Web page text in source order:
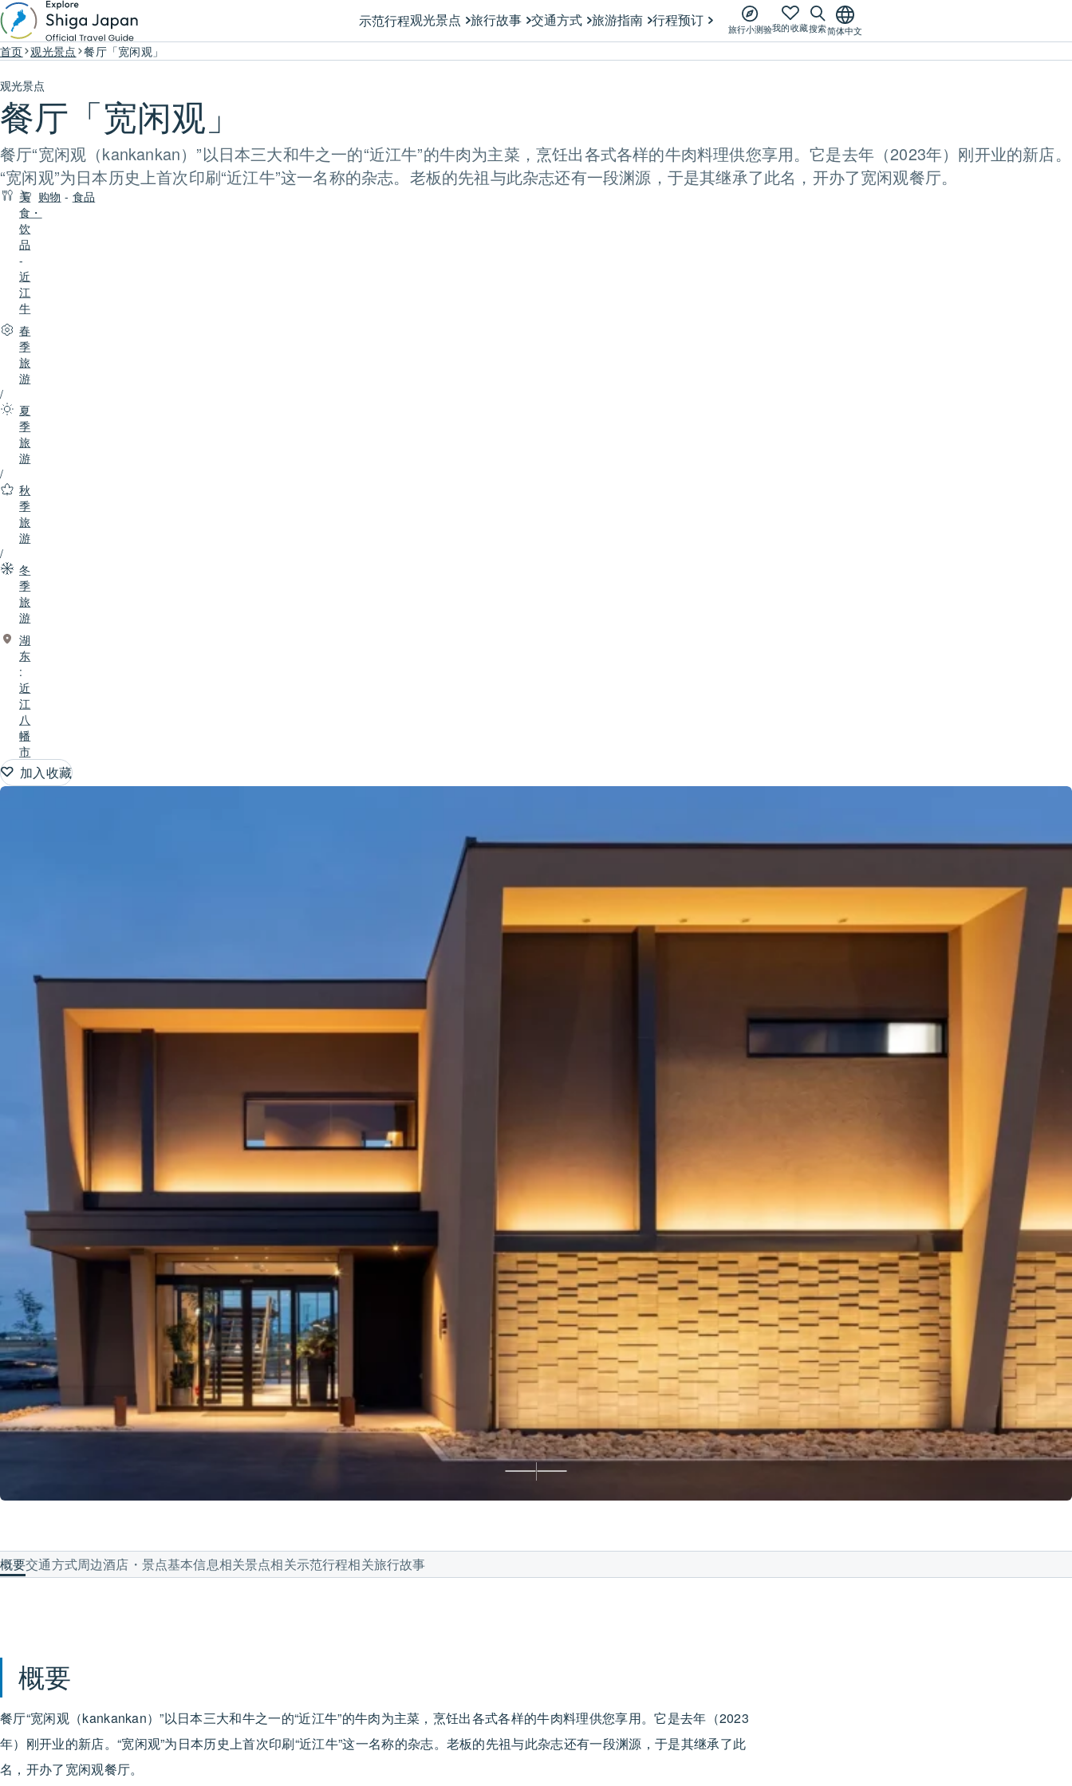
示范行程观光景点 旅行故事 交通方式 旅游指南 行程预订
旅行小测验我的收藏搜索简体中文
首页 观光景点 餐厅「宽闲观」
观光景点
餐厅「宽闲观」
餐厅“宽闲观（kankankan）”以日本三大和牛之一的“近江牛”的牛肉为主菜，烹饪出各式各样的牛肉料理供您享用。它是去年（2023年）刚开业的新店。
“宽闲观”为日本历史上首次印刷“近江牛”这一名称的杂志。老板的先祖与此杂志还有一段渊源，于是其继承了此名，开办了宽闲观餐厅。
美
食・
饮
品
-
近
江
牛
购物 - 食品
春
季
旅
游
/
夏
季
旅
游
/
秋
季
旅
游
/
冬
季
旅
游
湖
东
:
近
江
八
幡
市
加入收藏
概要交通方式周边酒店・景点基本信息相关景点相关示范行程相关旅行故事
概要
餐厅“宽闲观（kankankan）”以日本三大和牛之一的“近江牛”的牛肉为主菜，烹饪出各式各样的牛肉料理供您享用。它是去年（2023
年）刚开业的新店。“宽闲观”为日本历史上首次印刷“近江牛”这一名称的杂志。老板的先祖与此杂志还有一段渊源，于是其继承了此
名，开办了宽闲观餐厅。